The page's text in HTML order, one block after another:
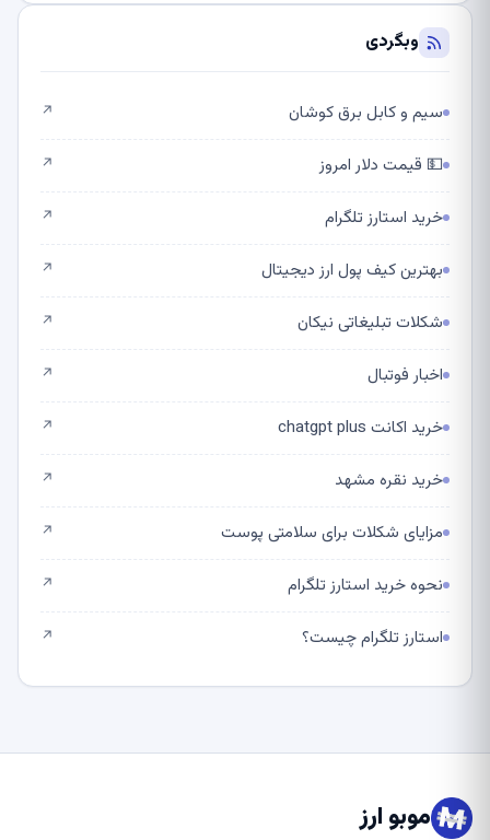
وبگردی
سیم و کابل برق کوشان ↗
💵 قیمت دلار امروز ↗
خرید استارز تلگرام ↗
بهترین کیف پول ارز دیجیتال ↗
شکلات تبلیغاتی نیکان ↗
اخبار فوتبال ↗
خرید اکانت chatgpt plus ↗
خرید نقره مشهد ↗
مزایای شکلات برای سلامتی پوست ↗
نحوه خرید استارز تلگرام ↗
استارز تلگرام چیست؟ ↗
موبو ارز